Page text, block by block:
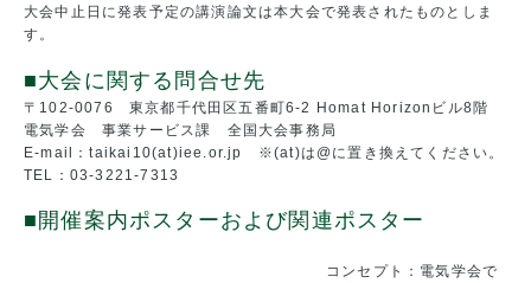
大会中止日に発表予定の講演論文は本大会で発表されたものとしま
す。
■大会に関する問合せ先
〒102-0076 東京都千代田区五番町6-2 Homat Horizonビル8階
電気学会 事業サービス課 全国大会事務局
E-mail：taikai10(at)iee.or.jp ※(at)は@に置き換えてください。
TEL：03-3221-7313
■開催案内ポスターおよび関連ポスター
コンセプト：電気学会で